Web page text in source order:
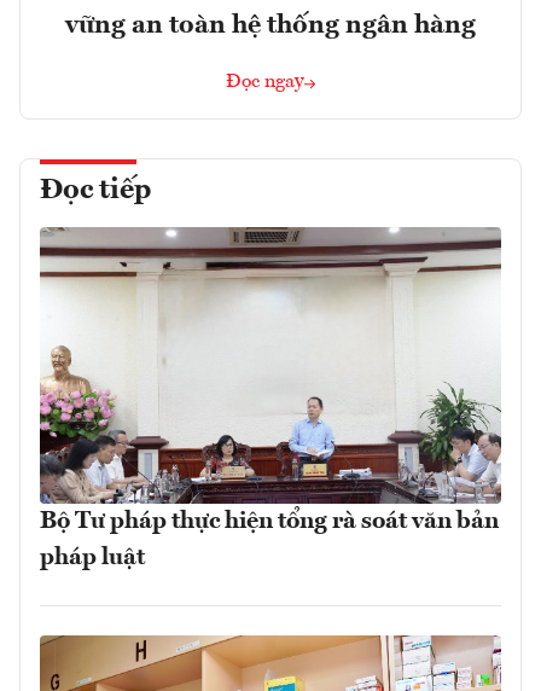
vững an toàn hệ thống ngân hàng
Đọc ngay
Đọc tiếp
Bộ Tư pháp thực hiện tổng rà soát văn bản
pháp luật